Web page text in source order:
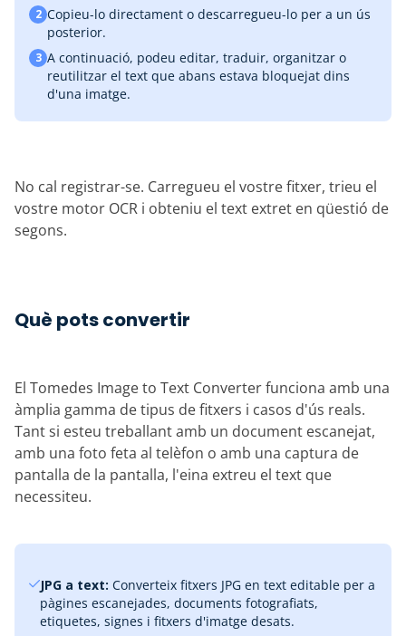
2 Copieu-lo directament o descarregueu-lo per a un ús
posterior.
3 A continuació, podeu editar, traduir, organitzar o
reutilitzar el text que abans estava bloquejat dins
d'una imatge.
No cal registrar-se. Carregueu el vostre fitxer, trieu el
vostre motor OCR i obteniu el text extret en qüestió de
segons.
Què pots convertir
El Tomedes Image to Text Converter funciona amb una
àmplia gamma de tipus de fitxers i casos d'ús reals.
Tant si esteu treballant amb un document escanejat,
amb una foto feta al telèfon o amb una captura de
pantalla de la pantalla, l'eina extreu el text que
necessiteu.
JPG a text: Converteix fitxers JPG en text editable per a
pàgines escanejades, documents fotografiats,
etiquetes, signes i fitxers d'imatge desats.